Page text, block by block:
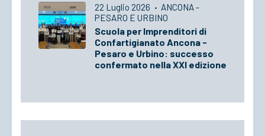
22 Luglio 2026 · ANCONA -
PESARO E URBINO
Scuola per Imprenditori di
Confartigianato Ancona -
Pesaro e Urbino: successo
confermato nella XXI edizione